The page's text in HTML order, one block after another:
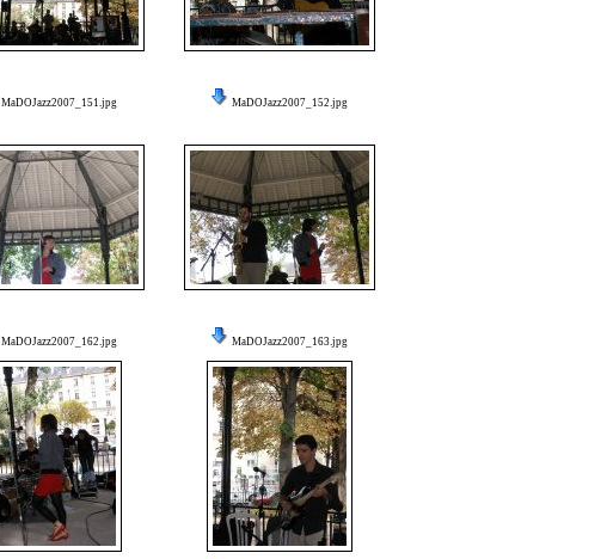
MaDOJazz2007_151.jpg MaDOJazz2007_152.jpg
MaDOJazz2007_162.jpg MaDOJazz2007_163.jpg